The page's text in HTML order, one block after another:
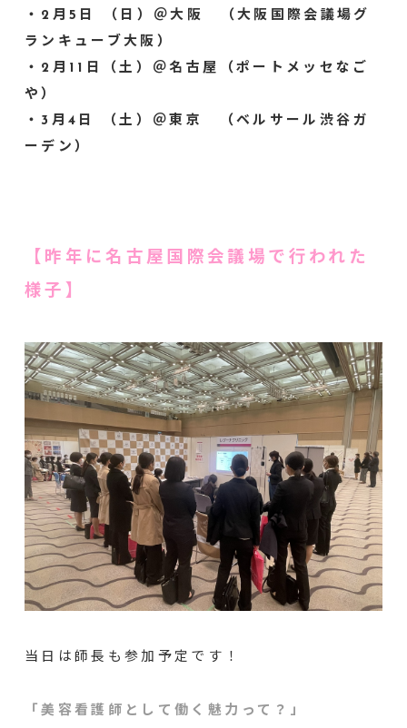
・2月5日 （日）＠大阪 （大阪国際会議場グ
ランキューブ大阪）
・2月11日（土）＠名古屋（ポートメッセなご
や）
・3月4日 （土）＠東京 （ベルサール渋谷ガ
ーデン）
【昨年に名古屋国際会議場で行われた
様子】
当日は師長も参加予定です！
「美容看護師として働く魅力って？」